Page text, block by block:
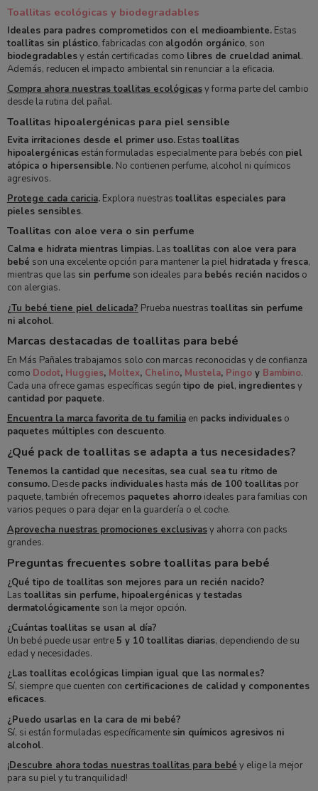
Toallitas ecológicas y biodegradables
Ideales para padres comprometidos con el medioambiente.Estas
toallitas sin plástico, fabricadas con algodón orgánico, son
biodegradablesy están certificadas como libres de crueldad animal.
Además, reducen el impacto ambiental sin renunciar a la eficacia.
Compra ahora nuestras toallitas ecológicasy forma parte del cambio
desde la rutina del pañal.
Toallitas hipoalergénicas para piel sensible
Evita irritaciones desde el primer uso.Estas toallitas
hipoalergénicasestán formuladas especialmente para bebés con piel
atópica o hipersensible. No contienen perfume, alcohol ni químicos
agresivos.
Protege cada caricia.Explora nuestras toallitas especiales para
pieles sensibles.
Toallitas con aloe vera o sin perfume
Calma e hidrata mientras limpias.Las toallitas con aloe vera para
bebé son una excelente opción para mantener la piel hidratada y fresca,
mientras que las sin perfume son ideales para bebés recién nacidoso
con alergias.
¿Tu bebé tiene piel delicada? Prueba nuestras toallitas sin perfume
ni alcohol.
Marcas destacadas de toallitas para bebé
En Más Pañales trabajamos solo con marcas reconocidas y de confianza
como Dodot, Huggies, Moltex, Chelino, Mustela, Pingo y Bambino.
Cada una ofrece gamas específicas según tipo de piel, ingredientesy
cantidad por paquete.
Encuentra la marca favorita de tu familiaen packs individualeso
paquetes múltiples con descuento.
¿Qué pack de toallitas se adapta a tus necesidades?
Tenemos la cantidad que necesitas, sea cual sea tu ritmo de
consumo.Desde packs individualeshasta más de 100 toallitaspor
paquete, también ofrecemos paquetes ahorroideales para familias con
varios peques o para dejar en la guardería o el coche.
Aprovecha nuestras promociones exclusivasy ahorra con packs
grandes.
Preguntas frecuentes sobre toallitas para bebé
¿Qué tipo de toallitas son mejores para un recién nacido?
Las toallitas sin perfume, hipoalergénicas y testadas
dermatológicamente son la mejor opción.
¿Cuántas toallitas se usan al día?
Un bebé puede usar entre5 y 10 toallitas diarias, dependiendo de su
edad y necesidades.
¿Las toallitas ecológicas limpian igual que las normales?
Sí, siempre que cuenten con certificaciones de calidad y componentes
eficaces.
¿Puedo usarlas en la cara de mi bebé?
Sí, si están formuladas específicamente sin químicos agresivos ni
alcohol.
¡Descubre ahora todas nuestras toallitas para bebé y elige la mejor
para su piel y tu tranquilidad!